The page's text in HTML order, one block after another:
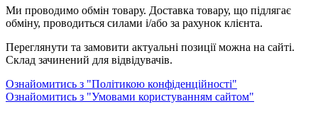
Ми проводимо обмін товару. Доставка товару, що підлягає
обміну, проводиться силами і/або за рахунок клієнта.
Переглянути та замовити актуальні позиції можна на сайті.
Склад зачинений для відвідувачів.
Ознайомитись з "Політикою конфіденційності"
Ознайомитись з "Умовами користуванням сайтом"